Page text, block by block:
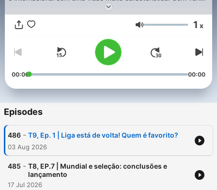
rubricas diferentes e o sempre inevitável Minuto CR, os
jornalistas do zerozero Ricardo Lestre e Luís Rocha Rodrigues
conversam sobre os temas mais relevantes do desporto-rei. E
Volume 1 x
00:00 00:00
Episodes
486 - T9, Ep. 1 | Liga está de volta! Quem é favorito?
03 Aug 2026
485 - T8, EP.7 | Mundial e seleção: conclusões e
lançamento
17 Jul 2026